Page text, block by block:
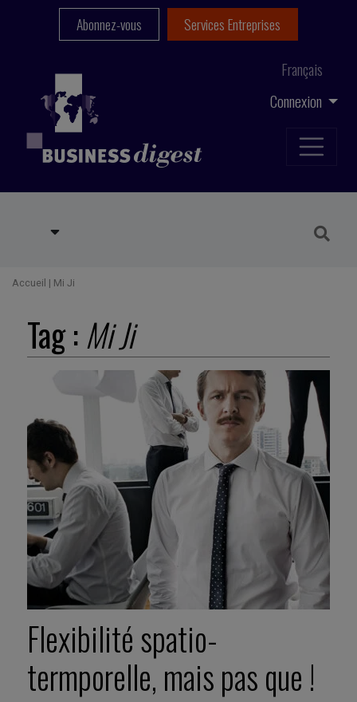
Connexion
Français
Abonnez-vous Services Entreprises
Accueil | Mi Ji
Tag :Mi Ji
Flexibilité spatio-
termporelle, mais pas que !